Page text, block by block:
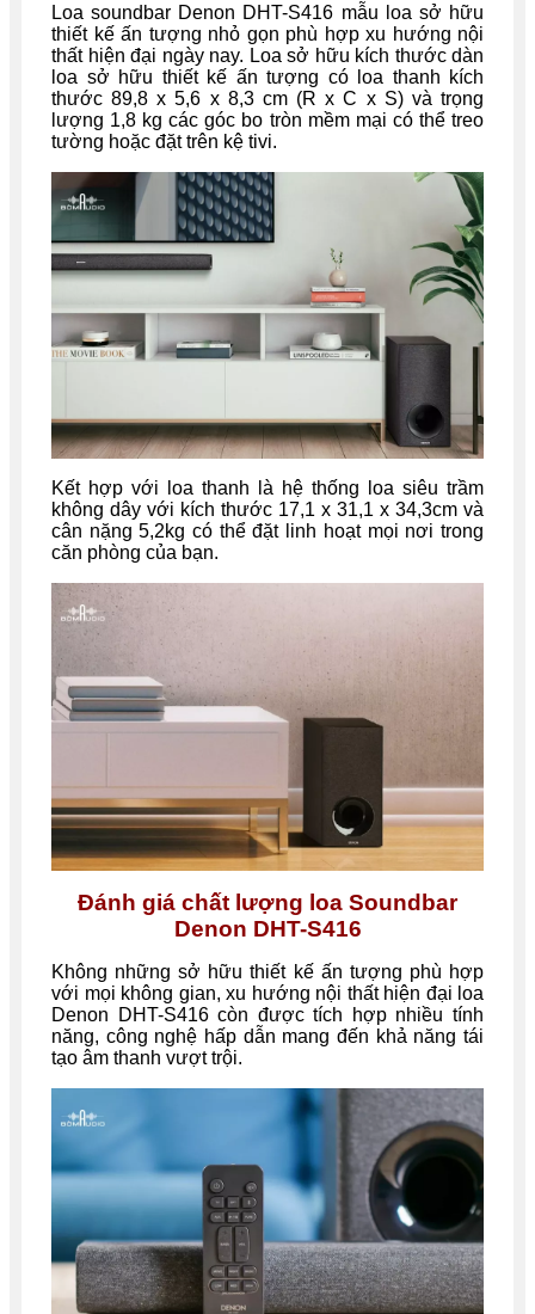
Loa soundbar Denon DHT-S416 mẫu loa sở hữu
thiết kế ấn tượng nhỏ gọn phù hợp xu hướng nội
thất hiện đại ngày nay. Loa sở hữu kích thước dàn
loa sở hữu thiết kế ấn tượng có loa thanh kích
thước 89,8 x 5,6 x 8,3 cm (R x C x S) và trọng
lượng 1,8 kg các góc bo tròn mềm mại có thể treo
tường hoặc đặt trên kệ tivi.
Kết hợp với loa thanh là hệ thống loa siêu trầm
không dây với kích thước 17,1 x 31,1 x 34,3cm và
cân nặng 5,2kg có thể đặt linh hoạt mọi nơi trong
căn phòng của bạn.
Đánh giá chất lượng loa Soundbar
Denon DHT-S416
Không những sở hữu thiết kế ấn tượng phù hợp
với mọi không gian, xu hướng nội thất hiện đại loa
Denon DHT-S416 còn được tích hợp nhiều tính
năng, công nghệ hấp dẫn mang đến khả năng tái
tạo âm thanh vượt trội.